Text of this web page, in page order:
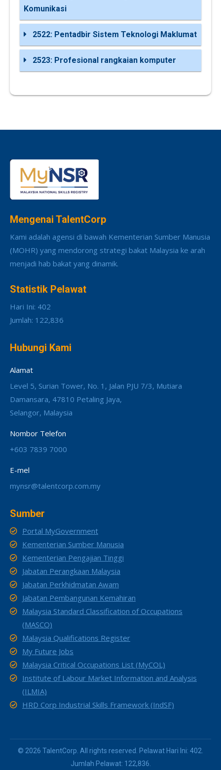
Komunikasi
2522: Pentadbir Sistem Teknologi Maklumat
2523: Profesional rangkaian komputer
Mengenai TalentCorp
Kami adalah agensi di bawah Kementerian Sumber Manusia
(MOHR) yang mendorong strategi bakat Malaysia ke arah
menjadi hab bakat yang dinamik.
Statistik Pelawat
Hari Ini: 402
Jumlah: 122,836
Hubungi Kami
Alamat
Level 5, Surian Tower, No. 1, Jalan PJU 7/3, Mutiara
Damansara, 47810 Petaling Jaya,
Selangor, Malaysia
Nombor Telefon
+603 7839 7000
E-mel
mynsr@talentcorp.com.my
Sumber
Portal MyGovernment
Kementerian Sumber Manusia
Kementerian Pengajian Tinggi
Jabatan Perangkaan Malaysia
Jabatan Perkhidmatan Awam
Jabatan Pembangunan Kemahiran
Malaysia Standard Classification of Occupations
(MASCO)
Malaysia Qualifications Register
My Future Jobs
Malaysia Critical Occupations List (MyCOL)
Institute of Labour Market Information and Analysis
(ILMIA)
HRD Corp Industrial Skills Framework (IndSF)
© 2026 TalentCorp. All rights reserved. Pelawat Hari Ini: 402.
Jumlah Pelawat: 122,836.